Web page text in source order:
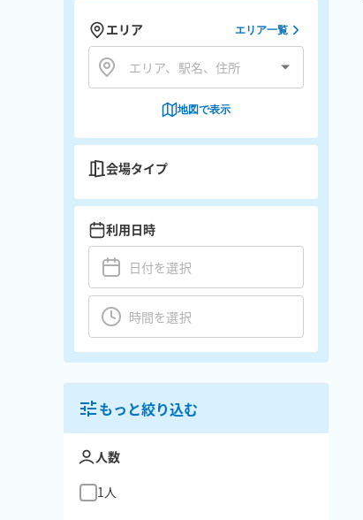
エリア
エリア一覧
地図で表示
会場タイプ
利用日時
もっと絞り込む
人数
1人